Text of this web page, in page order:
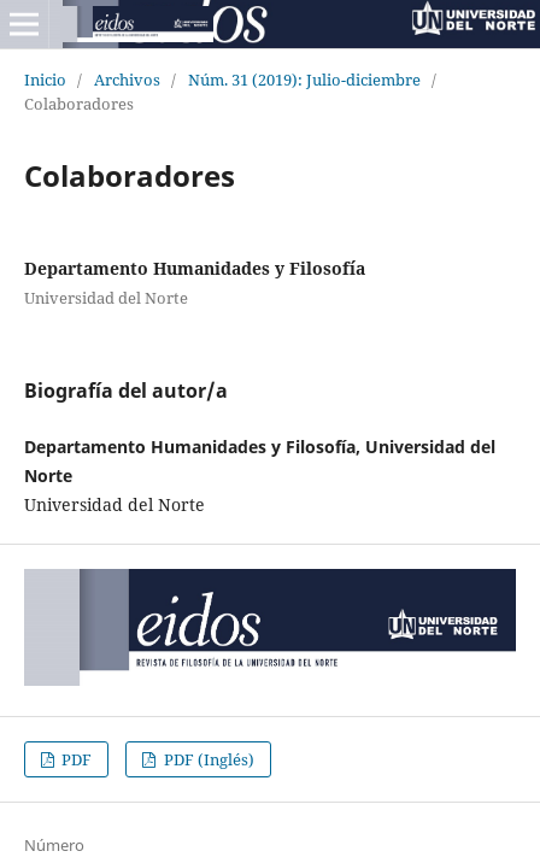
Inicio / Archivos / Núm. 31 (2019): Julio-diciembre /
Colaboradores
Colaboradores
Departamento Humanidades y Filosofía
Universidad del Norte
Biografía del autor/a
Departamento Humanidades y Filosofía, Universidad del
Norte
Universidad del Norte
PDF PDF (Inglés)
Número